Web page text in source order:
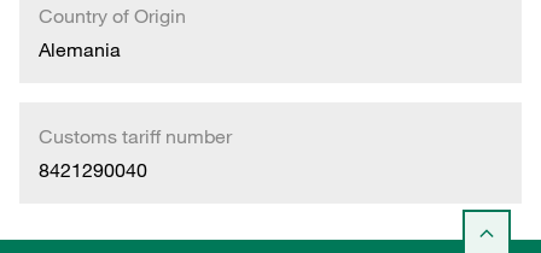
Country of Origin
Alemania
Customs tariff number
8421290040